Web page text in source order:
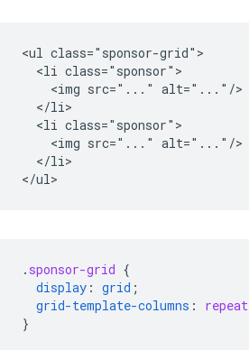
<ul class="sponsor-grid">
  <li class="sponsor">
    <img src="..." alt="..."/>
  </li>
  <li class="sponsor">
    <img src="..." alt="..."/>
  </li>
. sponsor-grid {
display : grid ;
grid-template-columns : repeat
}